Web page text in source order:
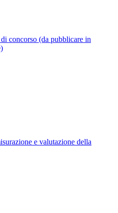
concorso (da pubblicare in
e valutazione della